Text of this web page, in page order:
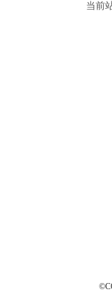
当前